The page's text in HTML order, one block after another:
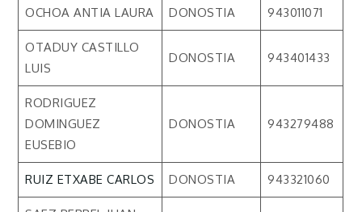
OCHOA ANTIA LAURA DONOSTIA 943011071
OTADUY CASTILLO
LUIS
DONOSTIA 943401433
RODRIGUEZ
DOMINGUEZ
EUSEBIO
DONOSTIA 943279488
RUIZ ETXABE CARLOS DONOSTIA 943321060